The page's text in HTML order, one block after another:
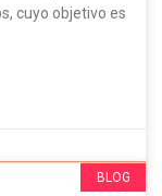
cuyo objetivo es
BLOG